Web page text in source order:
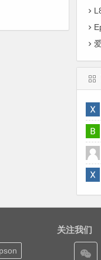
关注我们